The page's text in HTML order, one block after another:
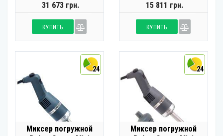
31 673 грн.
КУПИТЬ
15 811 грн.
КУПИТЬ
24
Миксер погружной
24
Миксер погружной